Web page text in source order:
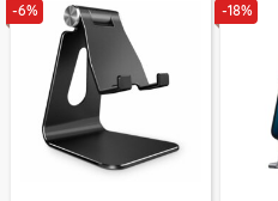
-6% -18%